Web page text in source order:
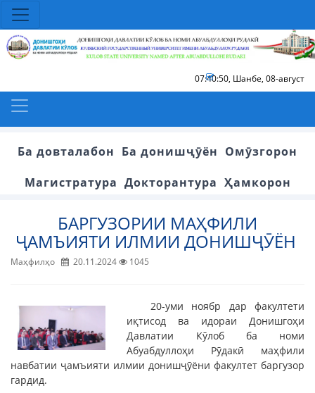
07:40:50, Шанбе, 08-август
Ба довталабон Ба донишҷӯён Омӯзгорон
Магистратура Докторантура Ҳамкорон
БАРГУЗОРИИ МАҲФИЛИ
ҶАМЪИЯТИ ИЛМИИ ДОНИШҶӮЁН
Маҳфилҳо 20.11.2024 1045
20-уми ноябр дар факултети
иқтисод ва идораи Донишгоҳи
Давлатии Кӯлоб ба номи
Абуабдуллоҳи Рӯдакӣ маҳфили
навбатии ҷамъияти илмии донишҷӯёни факултет баргузор
гардид.